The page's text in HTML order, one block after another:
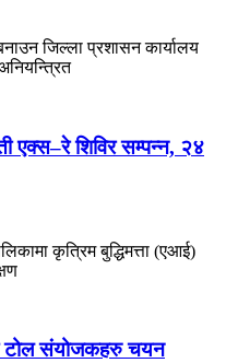
जिल्ला प्रशासन कार्यालय
एक्स–रे शिविर सम्पन्न, २४
कृत्रिम बुद्धिमत्ता (एआई)
टोल संयोजकहरु चयन